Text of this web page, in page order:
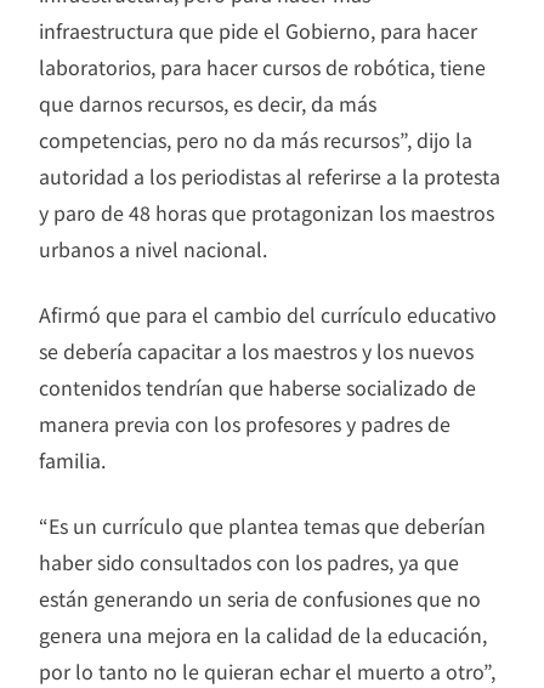
infraestructura que pide el Gobierno, para hacer
laboratorios, para hacer cursos de robótica, tiene
que darnos recursos, es decir, da más
competencias, pero no da más recursos”, dijo la
autoridad a los periodistas al referirse a la protesta
y paro de 48 horas que protagonizan los maestros
urbanos a nivel nacional.
Afirmó que para el cambio del currículo educativo
se debería capacitar a los maestros y los nuevos
contenidos tendrían que haberse socializado de
manera previa con los profesores y padres de
familia.
“Es un currículo que plantea temas que deberían
haber sido consultados con los padres, ya que
están generando un seria de confusiones que no
genera una mejora en la calidad de la educación,
por lo tanto no le quieran echar el muerto a otro”,